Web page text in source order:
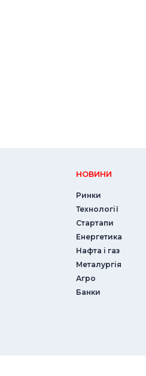
НОВИНИ
Ринки
Технології
Стартапи
Енергетика
Нафта і газ
Металургія
Агро
Банки